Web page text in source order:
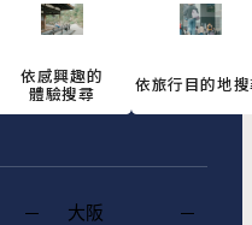
依感興趣的
體驗搜尋 依旅行目的地
大阪